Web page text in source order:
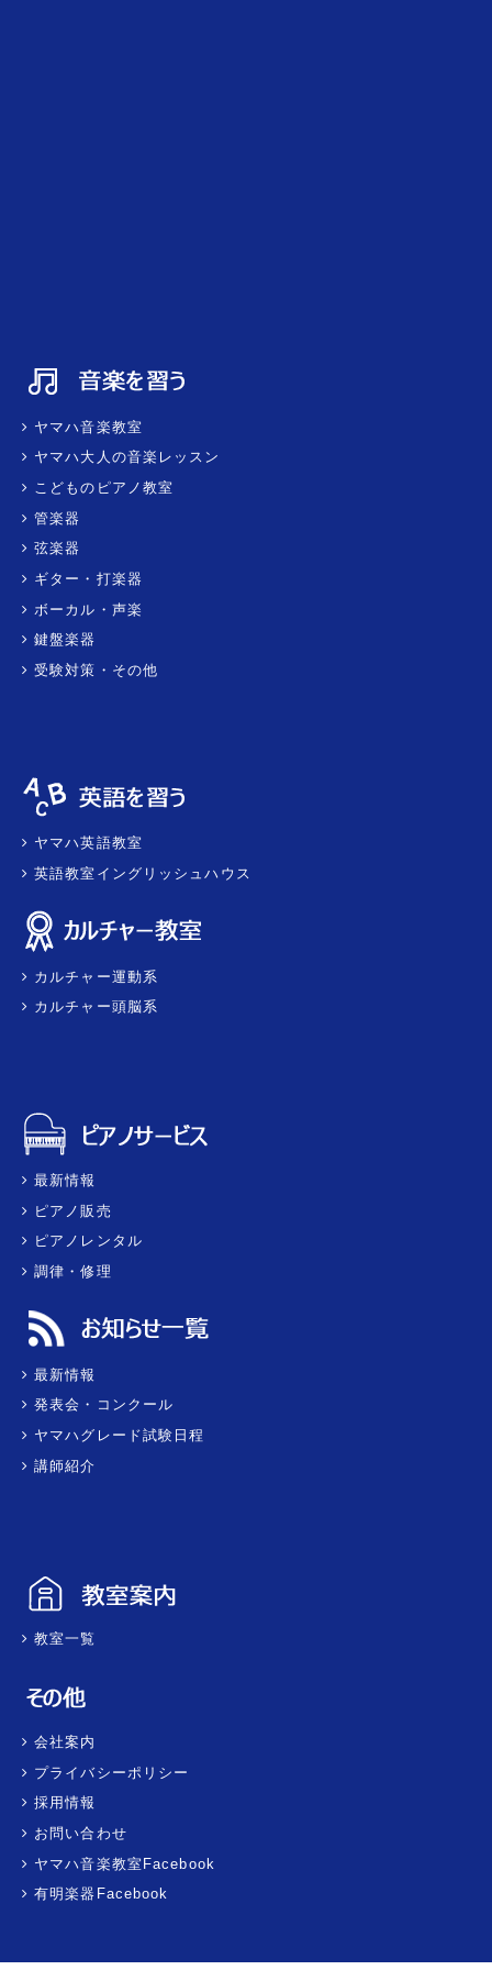
ヤマハ音楽教室
ヤマハ大人の音楽レッスン
こどものピアノ教室
管楽器
弦楽器
ギター・打楽器
ボーカル・声楽
鍵盤楽器
受験対策・その他
ヤマハ英語教室
英語教室イングリッシュハウス
カルチャー運動系
カルチャー頭脳系
最新情報
ピアノ販売
ピアノレンタル
調律・修理
最新情報
発表会・コンクール
ヤマハグレード試験日程
講師紹介
教室一覧
会社案内
プライバシーポリシー
採用情報
お問い合わせ
ヤマハ音楽教室Facebook
有明楽器Facebook